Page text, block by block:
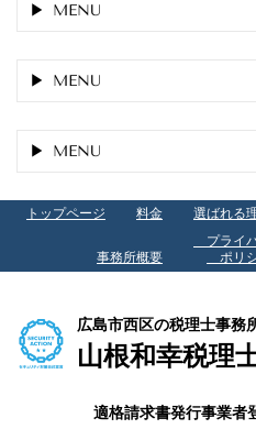
MENU
MENU
MENU
トップページ 料金 選ばれる
事務所概要
プライ
ポリ
広島市西区の税理士事務
山根和幸税理
適格請求書発行事業者登